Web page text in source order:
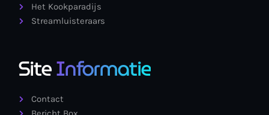
Het Kookparadijs
Streamluisteraars
SiteInformatie
Contact